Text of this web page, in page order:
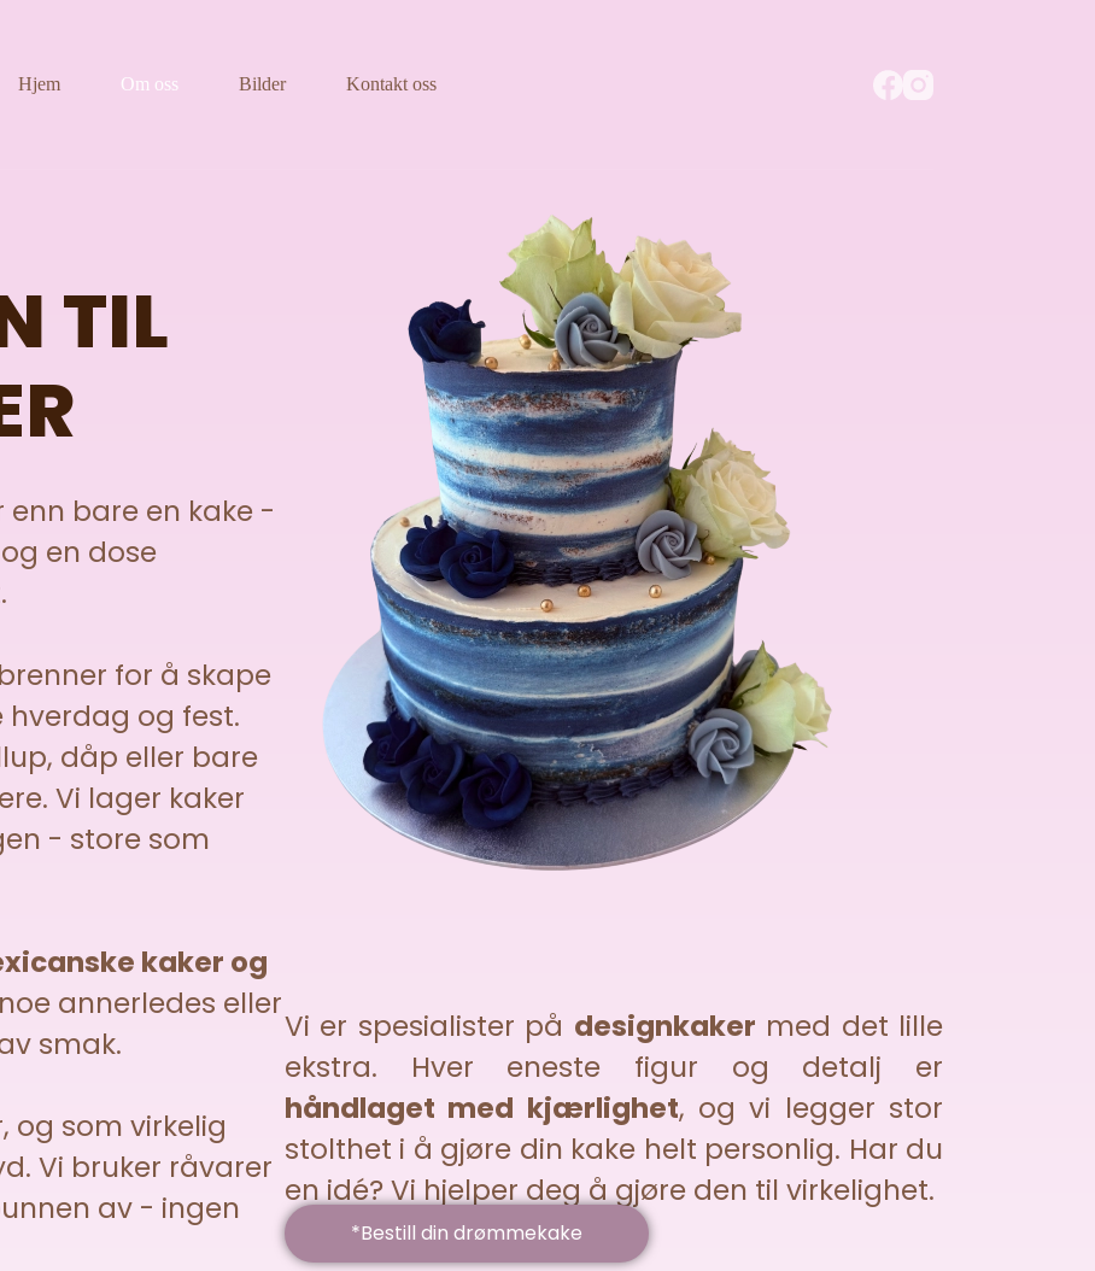
Hjem Om oss Bilder Kontakt oss
TIL
enn bare en kake -
en dose
for å skape
hverdag og fest.
dåp eller bare
Vi lager kaker
- store som
kaker og
annerledes eller
smak.
og som virkelig
Vi bruker råvarer
av - ingen
Vi er spesialister på designkaker med det lille
ekstra. Hver eneste figur og detalj er
håndlaget med kjærlighet, og vi legger stor
stolthet i å gjøre din kake helt personlig. Har du
en idé? Vi hjelper deg å gjøre den til virkelighet.
*Bestill din drømmekake